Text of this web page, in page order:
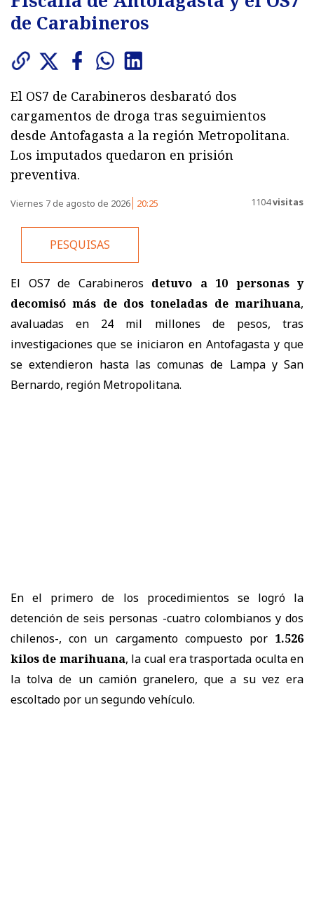
de Carabineros
El OS7 de Carabineros desbarató dos
cargamentos de droga tras seguimientos
desde Antofagasta a la región Metropolitana.
Los imputados quedaron en prisión
preventiva.
Viernes 7 de agosto de 2026 20:25 1104visitas
PESQUISAS
El OS7 de Carabineros detuvo a 10 personas y
decomisó más de dos toneladas de marihuana,
avaluadas en 24 mil millones de pesos, tras
investigaciones que se iniciaron en Antofagasta y que
se extendieron hasta las comunas de Lampa y San
Bernardo, región Metropolitana.
En el primero de los procedimientos se logró la
detención de seis personas -cuatro colombianos y dos
chilenos-, con un cargamento compuesto por 1.526
kilos de marihuana, la cual era trasportada oculta en
la tolva de un camión granelero, que a su vez era
escoltado por un segundo vehículo.